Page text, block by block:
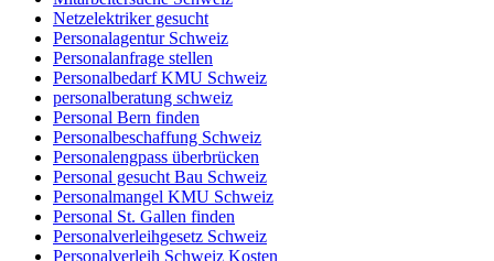
Netzelektriker gesucht
Personalagentur Schweiz
Personalanfrage stellen
Personalbedarf KMU Schweiz
personalberatung schweiz
Personal Bern finden
Personalbeschaffung Schweiz
Personalengpass überbrücken
Personal gesucht Bau Schweiz
Personalmangel KMU Schweiz
Personal St. Gallen finden
Personalverleihgesetz Schweiz
Personalverleih Schweiz Kosten